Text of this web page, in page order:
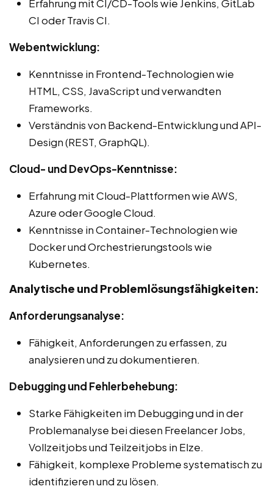
Erfahrung mit CI/CD-Tools wie Jenkins, GitLab
CI oder Travis CI.
Webentwicklung:
Kenntnisse in Frontend-Technologien wie
HTML, CSS, JavaScript und verwandten
Frameworks.
Verständnis von Backend-Entwicklung und API-
Design (REST, GraphQL).
Cloud- und DevOps-Kenntnisse:
Erfahrung mit Cloud-Plattformen wie AWS,
Azure oder Google Cloud.
Kenntnisse in Container-Technologien wie
Docker und Orchestrierungstools wie
Kubernetes.
Analytische und Problemlösungsfähigkeiten:
Anforderungsanalyse:
Fähigkeit, Anforderungen zu erfassen, zu
analysieren und zu dokumentieren.
Debugging und Fehlerbehebung:
Starke Fähigkeiten im Debugging und in der
Problemanalyse bei diesen Freelancer Jobs,
Vollzeitjobs und Teilzeitjobs in Elze.
Fähigkeit, komplexe Probleme systematisch zu
identifizieren und zu lösen.